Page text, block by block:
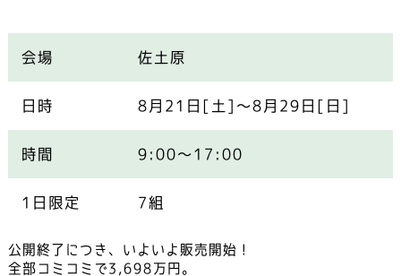
会場 佐土原
日時 8月21日[土]～8月29日[日]
時間 9:00～17:00
1日限定 7組
公開終了につき、いよいよ販売開始！
全部コミコミで3,698万円。